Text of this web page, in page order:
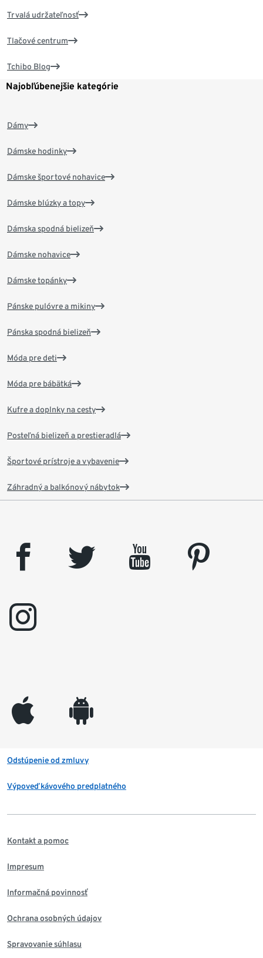
Trvalá udržateľnosť
Tlačové centrum
Tchibo Blog
Najobľúbenejšie kategórie
Dámy
Dámske hodinky
Dámske športové nohavice
Dámske blúzky a topy
Dámska spodná bielizeň
Dámske nohavice
Dámske topánky
Pánske pulóvre a mikiny
Pánska spodná bielizeň
Móda pre deti
Móda pre bábätká
Kufre a doplnky na cesty
Posteľná bielizeň a prestieradlá
Športové prístroje a vybavenie
Záhradný a balkónový nábytok
facebook twitter youtube
pinterest
instagram
appleinc android
Odstúpenie od zmluvy
Výpoveď kávového predplatného
Kontakt a pomoc
Impresum
Informačná povinnosť
Ochrana osobných údajov
Spravovanie súhlasu